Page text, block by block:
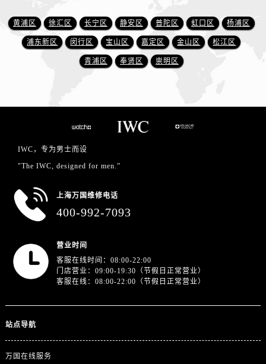
黄浦区 徐汇区 长宁区 静安区 普陀区 虹口区 杨浦区
浦东新区 闵行区 宝山区 嘉定区 金山区 松江区
青浦区 奉贤区 崇明区
IWC，专为男士而设
"The IWC, designed for men.”
上海万国维修电话
400-992-7093
营业时间
客服在线时间：08:00-22:00
门店营业：09:00-19:30（节假日正常营业）
客服在线：08:00-22:00（节假日正常营业）
站点导航
万国在线服务